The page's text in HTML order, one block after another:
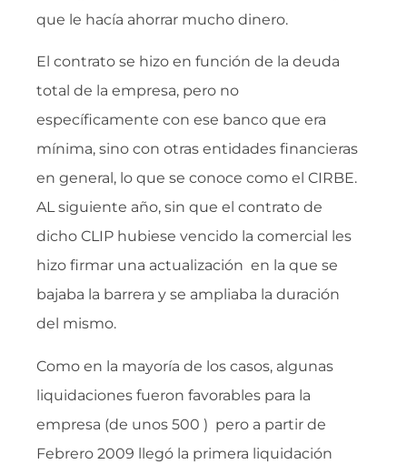
que le hacía ahorrar mucho dinero.
El contrato se hizo en función de la deuda
total de la empresa, pero no
específicamente con ese banco que era
mínima, sino con otras entidades financieras
en general, lo que se conoce como el CIRBE.
AL siguiente año, sin que el contrato de
dicho CLIP hubiese vencido la comercial les
hizo firmar una actualización en la que se
bajaba la barrera y se ampliaba la duración
del mismo.
Como en la mayoría de los casos, algunas
liquidaciones fueron favorables para la
empresa (de unos 500 ) pero a partir de
Febrero 2009 llegó la primera liquidación